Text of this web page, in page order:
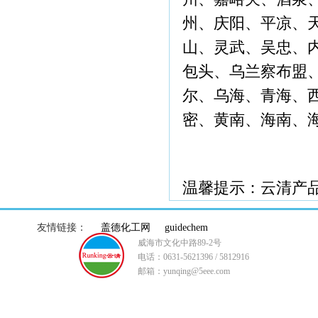
州、庆阳、平凉、
山、灵武、吴忠、
包头、乌兰察布盟
尔、乌海、青海、
密、黄南、海南、
温馨提示：云清产
友情链接： 盖德化工网 guidechem
威海市文化中路89-2号
电话：0631-5621396 / 5812916
邮箱：yunqing@5eee.com